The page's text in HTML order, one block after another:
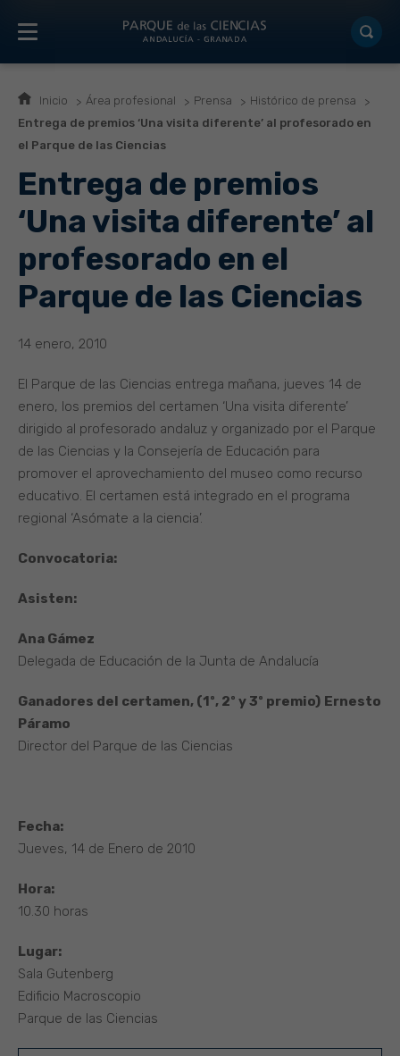
Inicio Área profesional Prensa
Histórico de prensa
Entrega de premios ‘Una visita diferente’ al profesorado en
el Parque de las Ciencias
Entrega de premios
‘Una visita diferente’ al
profesorado en el
Parque de las Ciencias
14 enero, 2010
El Parque de las Ciencias entrega mañana, jueves 14 de
enero, los premios del certamen ‘Una visita diferente’
dirigido al profesorado andaluz y organizado por el Parque
de las Ciencias y la Consejería de Educación para
promover el aprovechamiento del museo como recurso
educativo. El certamen está integrado en el programa
regional ‘Asómate a la ciencia’.
Convocatoria:
Asisten:
Ana Gámez
Delegada de Educación de la Junta de Andalucía
Ganadores del certamen, (1º, 2º y 3º premio) Ernesto
Páramo
Director del Parque de las Ciencias
Fecha:
Jueves, 14 de Enero de 2010
Hora:
10.30 horas
Lugar:
Sala Gutenberg
Edificio Macroscopio
Parque de las Ciencias